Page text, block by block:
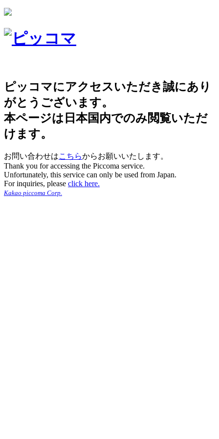
ピッコマにアクセスいただき誠にあり
がとうございます。
本ページは日本国内でのみ閲覧いただ
けます。
お問い合わせはこちらからお願いいたします。
Thank you for accessing the Piccoma service.
Unfortunately, this service can only be used from Japan.
For inquiries, please click here.
Kakao piccoma Corp.